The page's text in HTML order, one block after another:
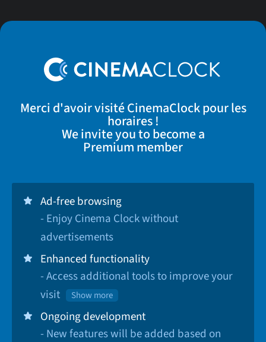
Merci d'avoir visité CinemaClock pour les
horaires !
We invite you to become a
Premium member
Ad-free browsing
- Enjoy Cinema Clock without
advertisements
Enhanced functionality
- Access additional tools to improve your
visit
Show more
Ongoing development
- New features will be added based on